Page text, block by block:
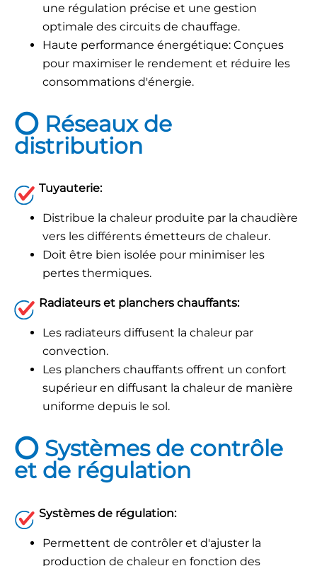
une régulation précise et une gestion
optimale des circuits de chauffage.
Haute performance énergétique: Conçues
pour maximiser le rendement et réduire les
consommations d'énergie.
⭕ Réseaux de
distribution
Tuyauterie:
Distribue la chaleur produite par la chaudière
vers les différents émetteurs de chaleur.
Doit être bien isolée pour minimiser les
pertes thermiques.
Radiateurs et planchers chauffants:
Les radiateurs diffusent la chaleur par
convection.
Les planchers chauffants offrent un confort
supérieur en diffusant la chaleur de manière
uniforme depuis le sol.
⭕ Systèmes de contrôle
et de régulation
Systèmes de régulation:
Permettent de contrôler et d'ajuster la
production de chaleur en fonction des